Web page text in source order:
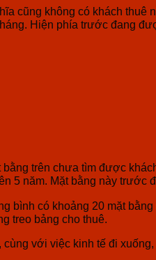
cũng không có khách thuê
Hiện phía trước đang
trên chưa tìm được
5 năm. Mặt bằng này
có khoảng 20 mặt
treo bảng cho thuê.
với việc kinh tế đi